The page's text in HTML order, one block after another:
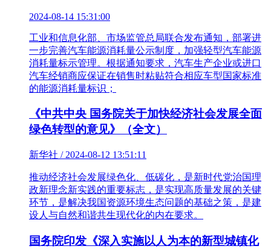
2024-08-14 15:31:00
工业和信息化部、市场监管总局联合发布通知，部署进
一步完善汽车能源消耗量公示制度，加强轻型汽车能源
消耗量标示管理。根据通知要求，汽车生产企业或进口
汽车经销商应保证在销售时粘贴符合相应车型国家标准
的能源消耗量标识；
《中共中央 国务院关于加快经济社会发展全面
绿色转型的意见》（全文）
新华社 / 2024-08-12 13:51:11
推动经济社会发展绿色化、低碳化，是新时代党治国理
政新理念新实践的重要标志，是实现高质量发展的关键
环节，是解决我国资源环境生态问题的基础之策，是建
设人与自然和谐共生现代化的内在要求。
国务院印发《深入实施以人为本的新型城镇化